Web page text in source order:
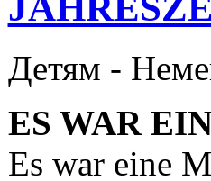
Детям -
ES WAR
Es war eine